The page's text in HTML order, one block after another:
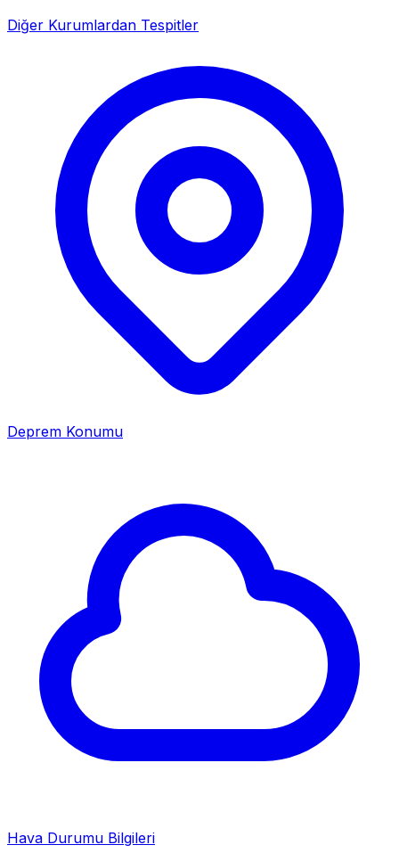
Diğer Kurumlardan Tespitler
Deprem Konumu
Hava Durumu Bilgileri